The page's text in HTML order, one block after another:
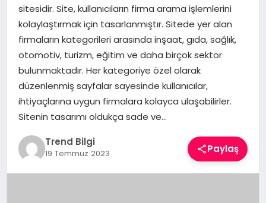
MAGAZIN
SAĞLIK
SPOR
TEKNOLOJI
YAŞAM
sitesidir. Site, kullanıcıların firma arama işlemlerini
kolaylaştırmak için tasarlanmıştır. Sitede yer alan
firmaların kategorileri arasında inşaat, gıda, sağlık,
otomotiv, turizm, eğitim ve daha birçok sektör
bulunmaktadır. Her kategoriye özel olarak
düzenlenmiş sayfalar sayesinde kullanıcılar,
ihtiyaçlarına uygun firmalara kolayca ulaşabilirler.
Sitenin tasarımı oldukça sade ve…
Trend Bilgi
19 Temmuz 2023 Paylaş